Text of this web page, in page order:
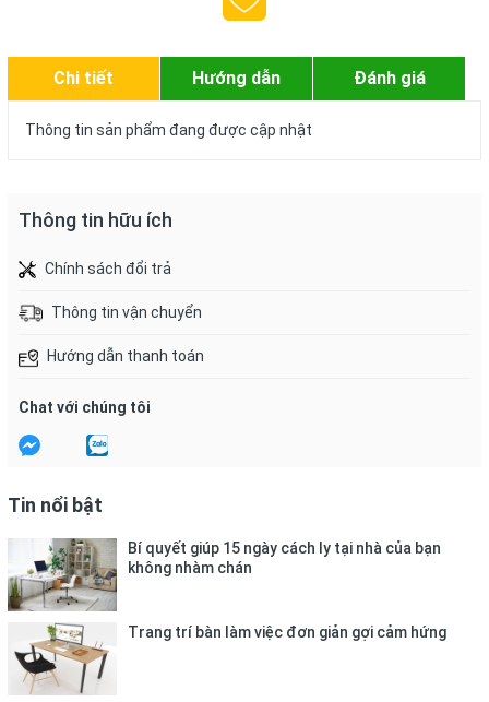
Chi tiết Hướng dẫn Đánh giá
Thông tin sản phẩm đang được cập nhật
Thông tin hữu ích
Chính sách đổi trả
Thông tin vận chuyển
Hướng dẫn thanh toán
Chat với chúng tôi
Tin nổi bật
Bí quyết giúp 15 ngày cách ly tại nhà của bạn
không nhàm chán
Trang trí bàn làm việc đơn giản gợi cảm hứng